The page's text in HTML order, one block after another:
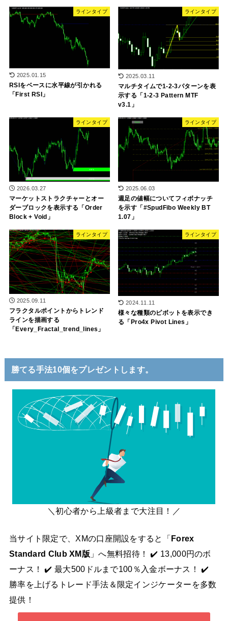
ラインタイプ
2025.01.15
RSIをベースに水平線が引かれる
「First RSI」
ラインタイプ
2025.03.11
マルチタイムで1-2-3パターンを表
示する「1-2-3 Pattern MTF
v3.1」
ラインタイプ
2026.03.27
マーケットストラクチャーとオー
ダーブロックを表示する「Order
Block + Void」
ラインタイプ
2025.06.03
週足の値幅についてフィボナッチ
を示す「#SpudFibo Weekly BT
1.07」
ラインタイプ
2025.09.11
フラクタルポイントからトレンド
ラインを描画する
「Every_Fractal_trend_lines」
ラインタイプ
2024.11.11
様々な種類のピボットを表示でき
る「Pro4x Pivot Lines」
勝てる手法10個をプレゼントします。
＼初心者から上級者まで大注目！／
当サイト限定で、XMの口座開設をすると「 Forex
Standard Club XM版 」へ無料招待！ ✔️ 13,000円のボ
ーナス！ ✔️ 最大500ドルまで100％入金ボーナス！ ✔️
勝率を上げるトレード手法＆限定インジケーターを多数
提供！